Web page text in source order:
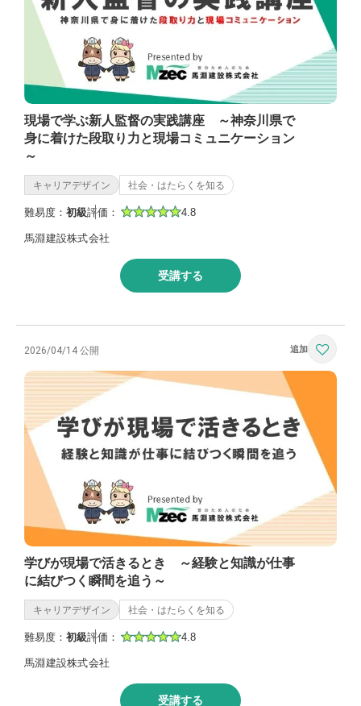
現場で学ぶ新人監督の実践講座 ～神奈川県で
身に着けた段取り力と現場コミュニケーション
～
キャリアデザイン 社会・はたらくを知る
難易度： 初級評価： 4.8
馬淵建設株式会社
受講する
2026/04/14 公開
学びが現場で活きるとき ～経験と知識が仕事
に結びつく瞬間を追う～
キャリアデザイン 社会・はたらくを知る
難易度： 初級評価： 4.8
馬淵建設株式会社
受講する